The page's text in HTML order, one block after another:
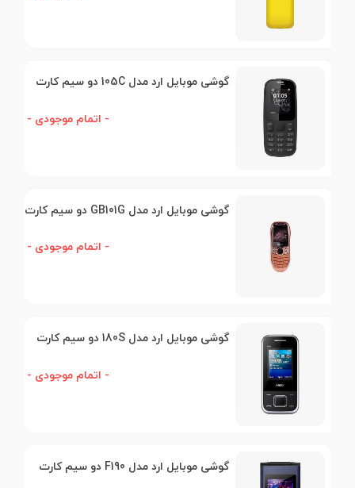
گوشی موبایل ارد مدل 105C دو سیم کارت
- اتمام موجودی -
گوشی موبایل ارد مدل GB101G دو سیم کارت
- اتمام موجودی -
گوشی موبایل ارد مدل 180S دو سیم کارت
- اتمام موجودی -
گوشی موبایل ارد مدل F190 دو سیم کارت